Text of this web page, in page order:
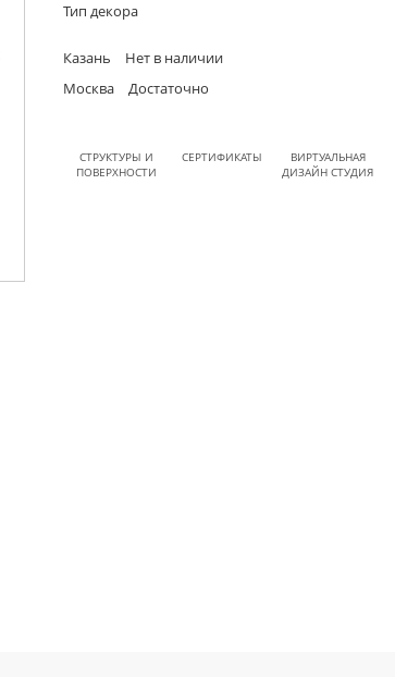
Тип декора
Казань
Нет в наличии
Москва
Достаточно
СТРУКТУРЫ И
ПОВЕРХНОСТИ
СЕРТИФИКАТЫ
ВИРТУАЛЬНАЯ
ДИЗАЙН СТУДИЯ